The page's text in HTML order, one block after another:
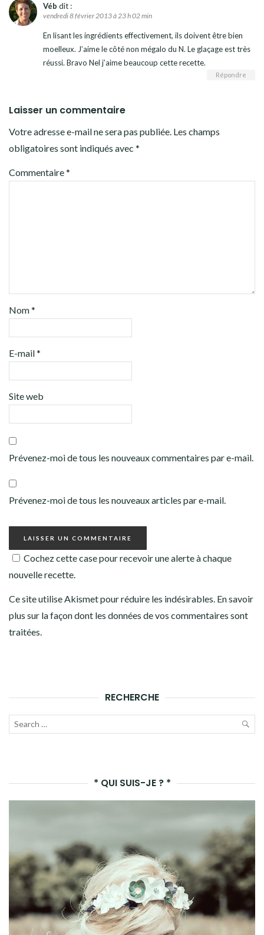
Véb dit :
vendredi 8 février 2013 à 23 h 02 min
En lisant les ingrédients effectivement, ils doivent être bien
moelleux. J’aime le côté non mégalo du N. Le glaçage est très
réussi. Bravo Nel j’aime beaucoup cette recette.
Répondre
Laisser un commentaire
Votre adresse e-mail ne sera pas publiée. Les champs
obligatoires sont indiqués avec *
Commentaire*
Nom*
E-mail*
Site web
Prévenez-moi de tous les nouveaux commentaires par e-mail.
Prévenez-moi de tous les nouveaux articles par e-mail.
Cochez cette case pour recevoir une alerte à chaque
nouvelle recette.
Ce site utilise Akismet pour réduire les indésirables. En savoir
plus sur la façon dont les données de vos commentaires sont
traitées.
RECHERCHE
Recherche
* QUI SUIS-JE ? *